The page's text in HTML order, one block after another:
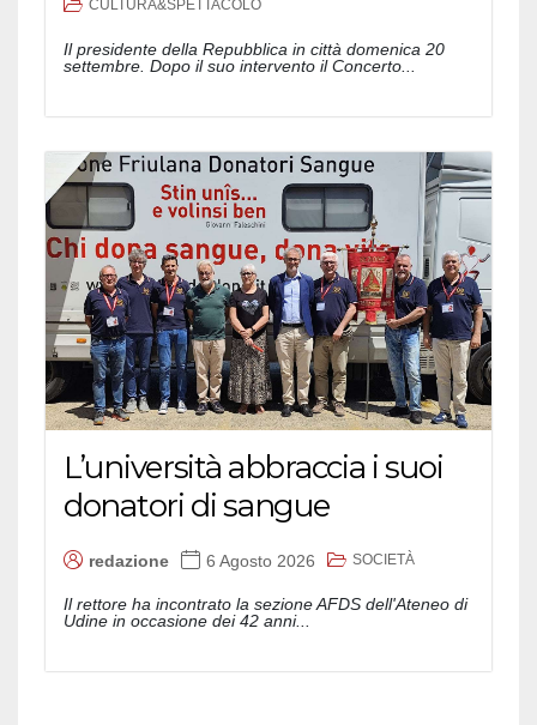
CULTURA&SPETTACOLO
Il presidente della Repubblica in città domenica 20
settembre. Dopo il suo intervento il Concerto...
L’università abbraccia i suoi
donatori di sangue
redazione 6 Agosto 2026 SOCIETÀ
Il rettore ha incontrato la sezione AFDS dell'Ateneo di
Udine in occasione dei 42 anni...